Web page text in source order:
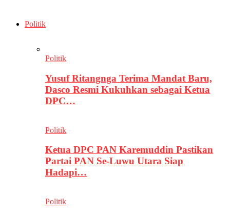
Politik
Politik
Yusuf Ritangnga Terima Mandat Baru,
Dasco Resmi Kukuhkan sebagai Ketua
DPC…
Politik
Ketua DPC PAN Karemuddin Pastikan
Partai PAN Se-Luwu Utara Siap
Hadapi…
Politik